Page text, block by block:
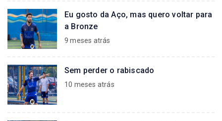
Eu gosto da Aço, mas quero voltar para
a Bronze
9 meses atrás
Sem perder o rabiscado
10 meses atrás